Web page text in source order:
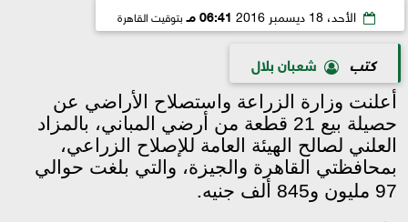
الأحد، 18 ديسمبر 2016 06:41 مـ بتوقيت القاهرة
كتب شعبان بلال
أعلنت وزارة الزراعة واستصلاح الأراضي عن
حصيلة بيع 21 قطعة من أرضي المباني، بالمزاد
العلني لصالح الهيئة العامة للإصلاح الزراعي،
بمحافظتي القاهرة والجيزة، والتي بلغت حوالي
97 مليون و845 ألف جنيه
.